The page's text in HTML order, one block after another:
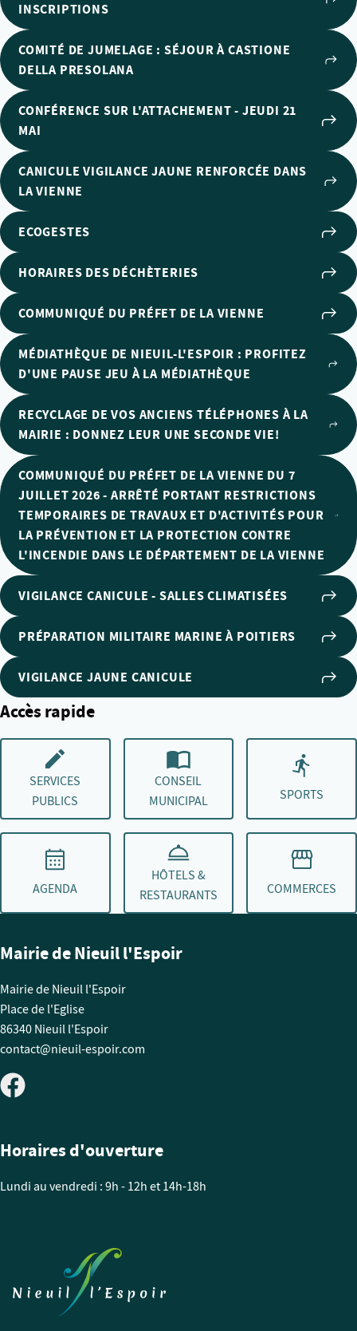
INSCRIPTIONS
COMITÉ DE JUMELAGE : SÉJOUR À CASTIONE
DELLA PRESOLANA
CONFÉRENCE SUR L'ATTACHEMENT - JEUDI 21
MAI
CANICULE VIGILANCE JAUNE RENFORCÉE DANS
LA VIENNE
ECOGESTES
HORAIRES DES DÉCHÈTERIES
COMMUNIQUÉ DU PRÉFET DE LA VIENNE
MÉDIATHÈQUE DE NIEUIL-L'ESPOIR : PROFITEZ
D'UNE PAUSE JEU À LA MÉDIATHÈQUE
RECYCLAGE DE VOS ANCIENS TÉLÉPHONES À LA
MAIRIE : DONNEZ LEUR UNE SECONDE VIE!
COMMUNIQUÉ DU PRÉFET DE LA VIENNE DU 7
JUILLET 2026 - ARRÊTÉ PORTANT RESTRICTIONS
TEMPORAIRES DE TRAVAUX ET D'ACTIVITÉS POUR
LA PRÉVENTION ET LA PROTECTION CONTRE
L'INCENDIE DANS LE DÉPARTEMENT DE LA VIENNE
VIGILANCE CANICULE - SALLES CLIMATISÉES
PRÉPARATION MILITAIRE MARINE À POITIERS
VIGILANCE JAUNE CANICULE
Accès rapide
SERVICES
PUBLICS
CONSEIL
MUNICIPAL
SPORTS
AGENDA
HÔTELS &
RESTAURANTS
COMMERCES
Mairie de Nieuil l'Espoir
Mairie de Nieuil l'Espoir
Place de l'Eglise
86340 Nieuil l'Espoir
contact@nieuil-espoir.com
Horaires d'ouverture
Lundi au vendredi : 9h - 12h et 14h-18h